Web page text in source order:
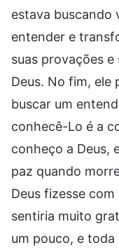
estava buscando
entender e
suas provações
Deus. No fim, ele
buscar um
conhecê-Lo é a
conheço a Deus,
paz quando
Deus fizesse
sentiria muito
um pouco, e